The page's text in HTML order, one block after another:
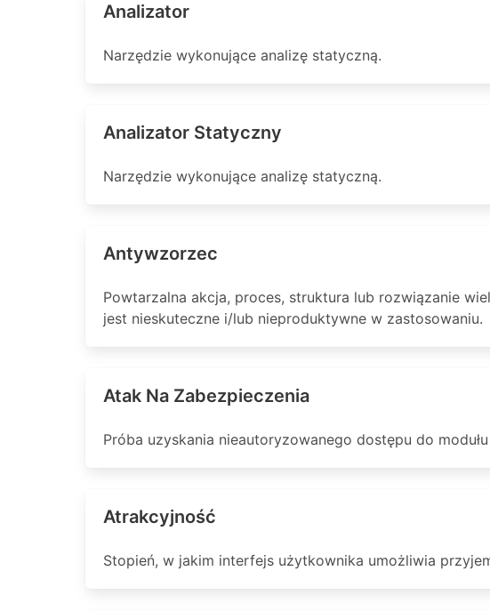
Analizator
Narzędzie wykonujące analizę statyczną.
Analizator Statyczny
Narzędzie wykonujące analizę statyczną.
Antywzorzec
Powtarzalna akcja, proces, struktura lub rozwiązanie
jest nieskuteczne i/lub nieproduktywne w zastosowaniu.
Atak Na Zabezpieczenia
Próba uzyskania nieautoryzowanego dostępu do
Atrakcyjność
Stopień, w jakim interfejs użytkownika umożliwia